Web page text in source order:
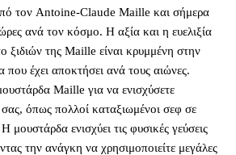
τον Antoine-Claude Maille και σήμερα
ανά τον κόσμο. Η αξία και η ευελιξία
ξιδιών της Maille είναι κρυμμένη στην
που έχει αποκτήσει ανά τους αιώνες.
Maille για να ενισχύσετε
όπως πολλοί καταξιωμένοι σεφ σε
ενισχύει τις φυσικές γεύσεις
την ανάγκη να χρησιμοποιείτε μεγάλες